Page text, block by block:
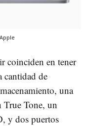
Apple
coinciden en tener
cantidad de
una
True Tone, un
y dos puertos